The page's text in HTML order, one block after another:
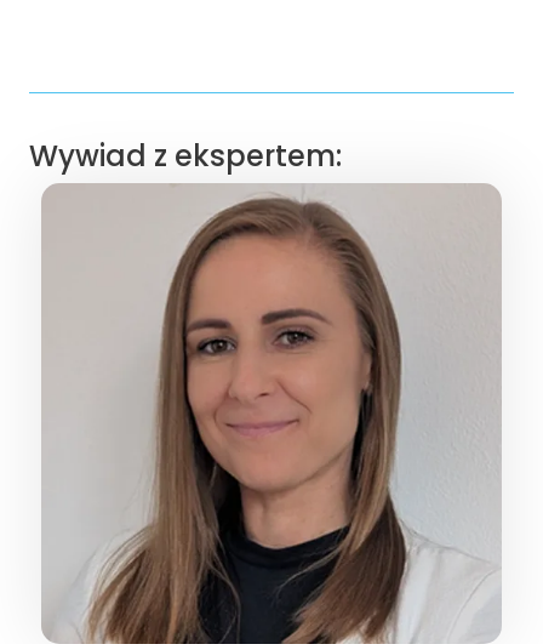
Wywiad z ekspertem: